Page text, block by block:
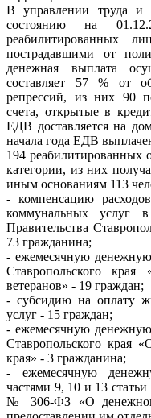
В управлении труда и
состоянию на
реабилитированных
пострадавшими от
денежная выплата
составляет 57 % от
репрессий, из них 90
счета, открытые в
ЕДВ доставляется на
начала года ЕДВ
194 реабилитированных
категории, из них
иным основаниям 113
- компенсацию
коммунальных услуг в
Правительства
73 гражданина;
- ежемесячную
Ставропольского
ветеранов» - 19 граждан;
- субсидию на оплату
услуг - 15 граждан;
- ежемесячную
Ставропольского края
края» - 3 гражданина;
- ежемесячную
частями 9, 10 и 13 статьи
№ 306-ФЗ «О денежном